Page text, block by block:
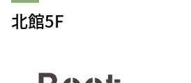
北館5F